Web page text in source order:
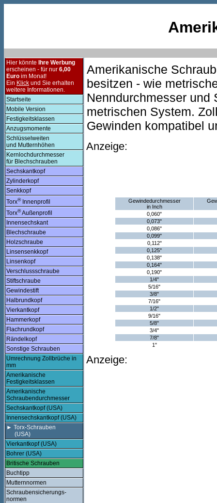
Hier könnte
Ihre Werbung
erscheinen - für nur 6,00
Euro im Monat!
Ein Klick und Sie erhalten
weitere Informationen.
Startseite
Mobile Version
Festigkeitsklassen
Anzugsmomente
Schlüsselweiten
und Mutternhöhen
Kernlochdurchmesser
für Blechschrauben
Sechskantkopf
Zylinderkopf
Senkkopf
Torx®Innenprofil
Torx®Außenprofil
Innensechskant
Blechschraube
Holzschraube
Linsensenkkopf
Linsenkopf
Verschlussschraube
Stiftschraube
Gewindestift
Halbrundkopf
Vierkantkopf
Hammerkopf
Flachrundkopf
Rändelkopf
Sonstige Schrauben
Umrechnung Zollbrüche in
mm
Amerikanische
Festigkeitsklassen
Amerikanische
Schraubendurchmesser
Sechskantkopf (USA)
Innensechskantkopf (USA)
► Torx-Schrauben
(USA)
Vierkantkopf (USA)
Bohrer (USA)
Britische Schrauben
Buchtipp
Mutternnormen
Schraubensicherungs-
normen
Amerikanische
besitzen - wie
Nenndurchmesser und
metrischen System.
Gewinden kompatibel
Anzeige:
Gewindedurchmesser
in Inch
0,060"
0,073"
0,086"
0,099"
0,112"
0,125"
0,138"
0,164"
0,190"
1/4"
5/16"
3/8"
7/16"
1/2"
9/16"
5/8"
3/4"
7/8"
1"
Anzeige: